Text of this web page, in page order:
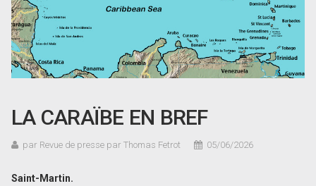
LA CARAÏBE EN BREF
par Revue de presse par Thomas Fetrot 05/06/2026
Saint-Martin.